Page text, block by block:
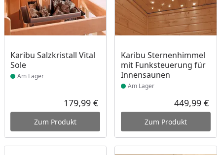
Karibu Salzkristall Vital
Sole
Produkt am Lager
Am Lager
Aktueller Preis
179,99 €
Zum Produkt
Karibu Sternenhimmel
mit Funksteuerung für
Innensaunen
Produkt am Lager
Am Lager
449,99 €
Zum Produkt